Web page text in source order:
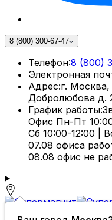
8 (800) 300-67-47
Телефон:8 (800)
Электронная
Адрес:г.
Добролюбова д.
График работы:
Офис Пн-Пт
Сб 10:00-12:00 |
07.08 офиса
08.08 офис не